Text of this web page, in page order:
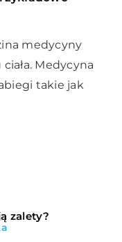
medycyny
Medycyna
takie jak
zalety?